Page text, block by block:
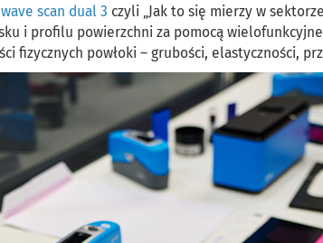
wave scan dual 3 czyli „Jak to się mierzy w
i profilu powierzchni za pomocą
fizycznych powłoki – grubości, elastyczności,